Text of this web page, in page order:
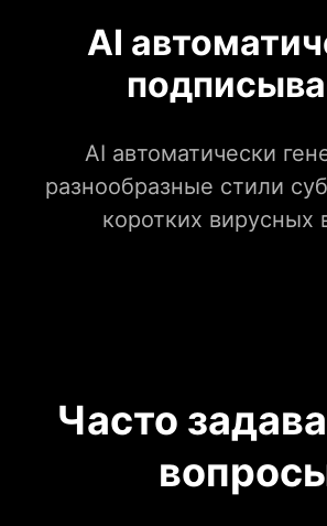
AI
AI автоматически
разнообразные стили
коротких вирусных
Часто